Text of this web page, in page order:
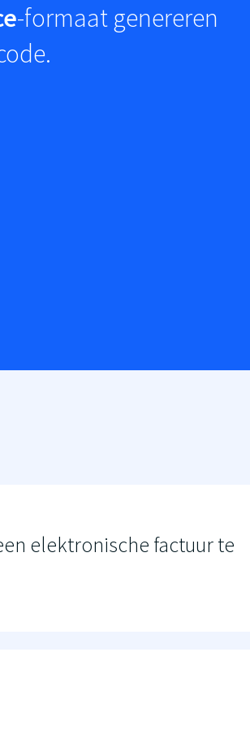
-formaat genereren
elektronische factuur te